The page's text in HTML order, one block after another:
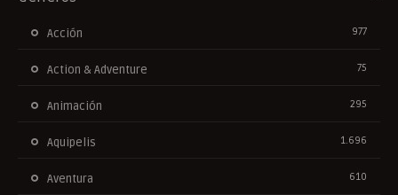
Acción 977
Action & Adventure 75
Animación 295
Aquipelis 1.696
Aventura 610